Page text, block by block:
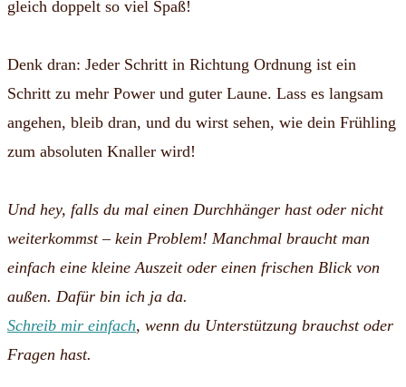
gleich doppelt so viel Spaß!
Denk dran: Jeder Schritt in Richtung Ordnung ist ein
Schritt zu mehr Power und guter Laune. Lass es langsam
angehen, bleib dran, und du wirst sehen, wie dein Frühling
zum absoluten Knaller wird!
Und hey, falls du mal einen Durchhänger hast oder nicht
weiterkommst – kein Problem! Manchmal braucht man
einfach eine kleine Auszeit oder einen frischen Blick von
außen. Dafür bin ich ja da.
Schreib mir einfach, wenn du Unterstützung brauchst oder
Fragen hast.